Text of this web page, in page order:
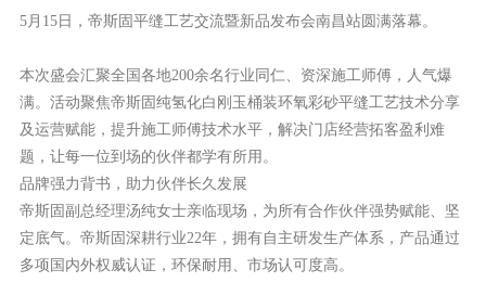
5月 15日，帝斯固平缝工艺交流暨新品发布会南昌站圆满落幕。
本次盛会汇聚全国各地200余名行业同仁、资深施工师傅，人气爆
满。活动聚焦帝斯固纯氢化白刚玉桶装环氧彩砂平缝工艺技术分享
及运营赋能，提升施工师傅技术水平，解决门店经营拓客盈利难
题，让每一位到场的伙伴都学有所用。
品牌强力背书，助力伙伴长久发展
帝斯固副总经理汤纯女士亲临现场，为所有合作伙伴强势赋能、坚
定底气。帝斯固深耕行业22年，拥有自主研发生产体系，产品通过
多项国内外权威认证，环保耐用、市场认可度高。